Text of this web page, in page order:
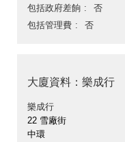
包括政府差餉
否
包括管理費
否
大廈資料：樂成行
樂成行
22 雪廠街
中環